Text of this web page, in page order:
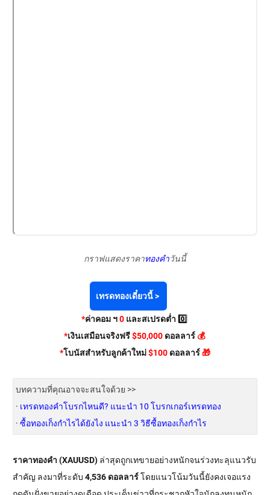
กราฟแสดงราคาทองคำวันนี้
เทรดทองเดี๋ยวนี้ >
*ค่าคอม ฯ0 และสเปรดต่ำ 0️⃣
*เงินเสมือนจริงฟรี$50,000ดอลลาร์ 💰
*โบนัสสำหรับลูกค้าใหม่$100 ดอลลาร์🎁
บทความที่คุณอาจจะสนใจด้วย >>
· เทรดทองคําโบรกไหนดี? แนะนำ 10 โบรกเกอร์เทรดทอง
· ซื้อทองเก็งกำไรได้ยังไง แนะนำ 3 วิธีซื้อทองเก็งกำไร
ราคาทองคำ (XAUUSD) ล่าสุดถูกเทขายอย่างหนักจนร่วงทะลุแนวรับ
สำคัญ ลงมาที่ระดับ 4,536 ดอลลาร์โดยแนวโน้มวันนี้ยังคงเจอแรง